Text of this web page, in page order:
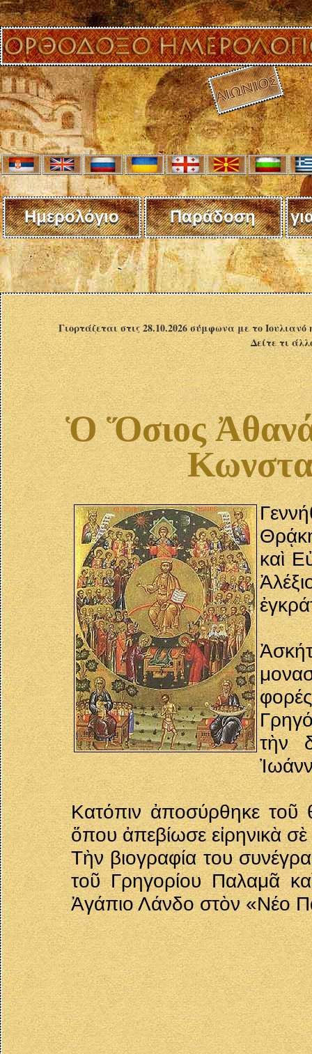
Ημερολόγιο Παράδοση
Γιορτάζεται στις 28.10.2026 σύμφωνα με το
Δείτε τι
Ὁ Ὅσιος
καὶ
τὴν
Κατόπιν ἀποσύρθηκε
ὅπου ἀπεβίωσε εἰρηνικὰ
Τὴν βιογραφία του
τοῦ Γρηγορίου Παλαμᾶ
Ἀγάπιο Λάνδο στὸν «Νέο